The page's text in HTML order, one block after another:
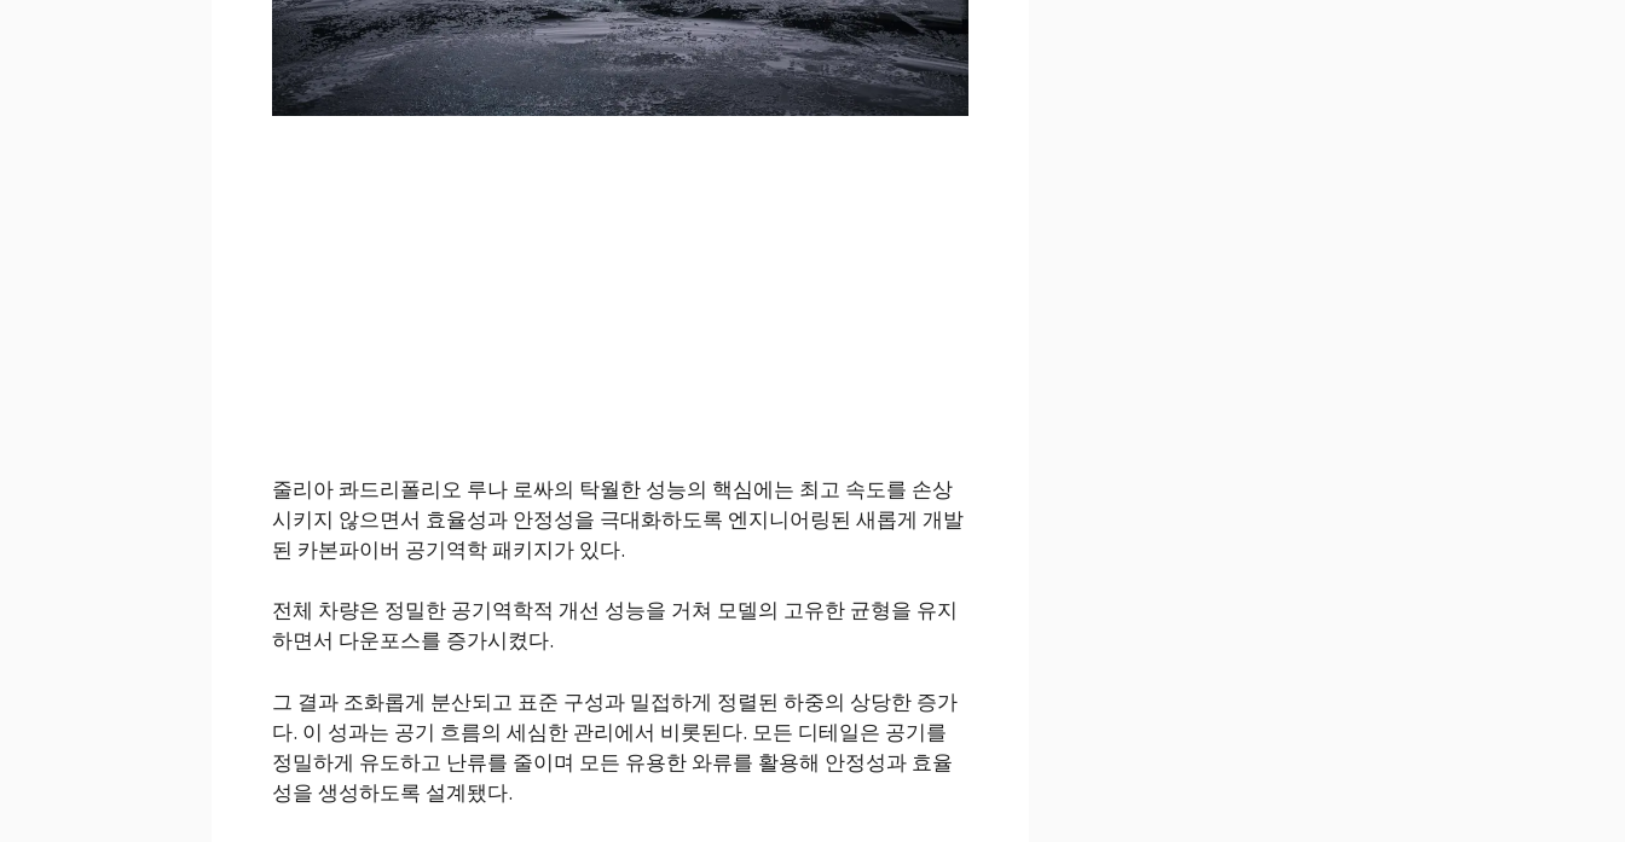
줄리아 콰드리폴리오 루나 로싸의 탁월한 성능의 핵심에는 최고 속도를 손상
시키지 않으면서 효율성과 안정성을 극대화하도록 엔지니어링된 새롭게 개발
된 카본파이버 공기역학 패키지가 있다.
전체 차량은 정밀한 공기역학적 개선 성능을 거쳐 모델의 고유한 균형을 유지
하면서 다운포스를 증가시켰다.
그 결과 조화롭게 분산되고 표준 구성과 밀접하게 정렬된 하중의 상당한 증가
다. 이 성과는 공기 흐름의 세심한 관리에서 비롯된다. 모든 디테일은 공기를
정밀하게 유도하고 난류를 줄이며 모든 유용한 와류를 활용해 안정성과 효율
성을 생성하도록 설계됐다.